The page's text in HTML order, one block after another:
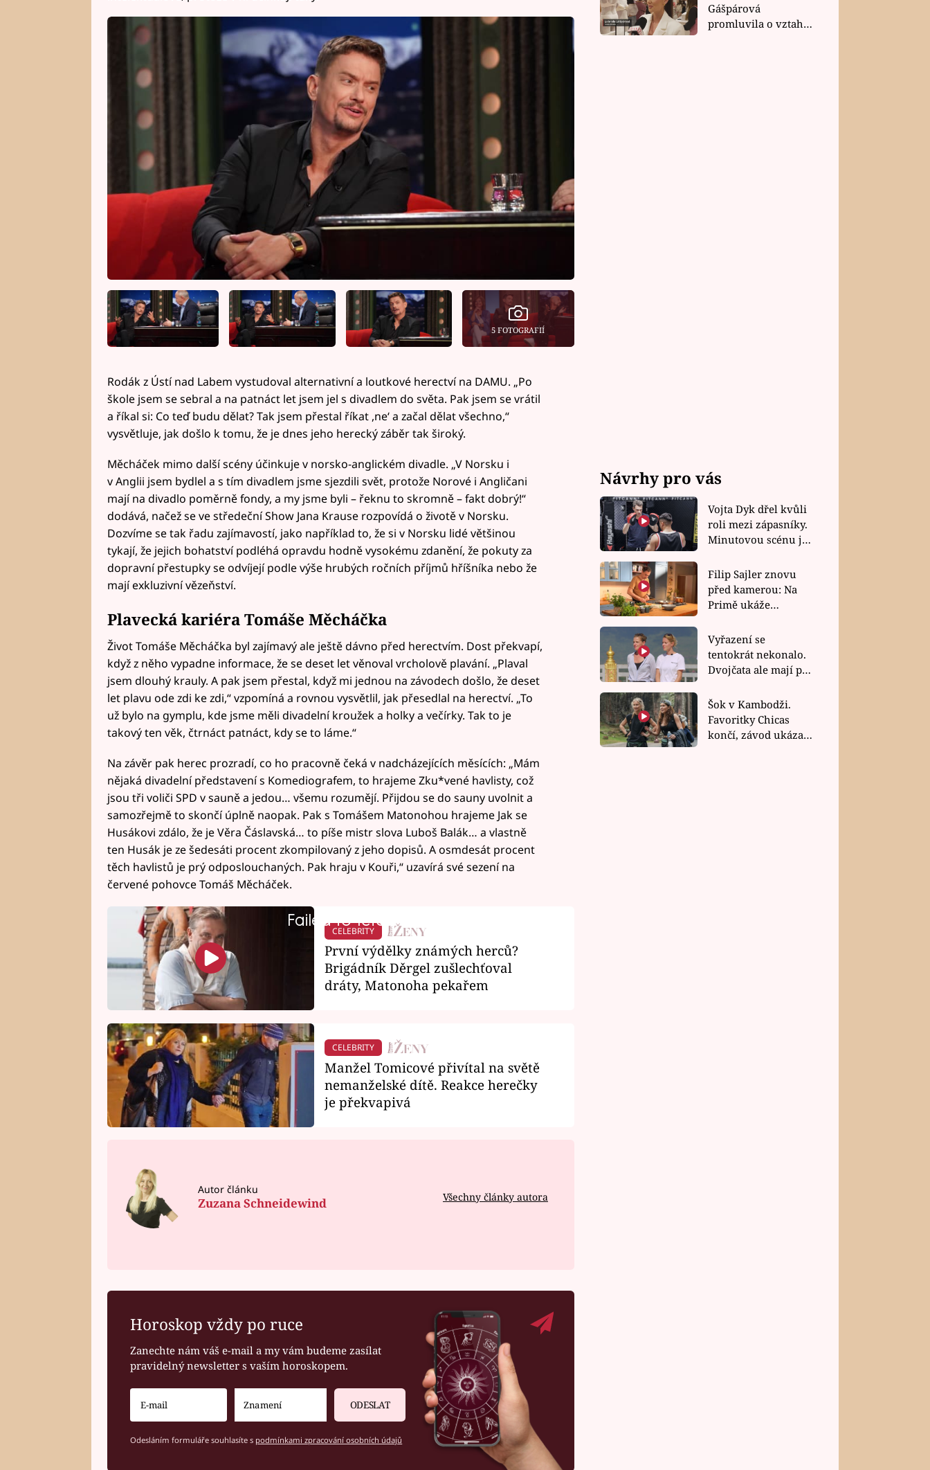
5 FOTOGRAFIÍ
Rodák z Ústí nad Labem vystudoval alternativní a loutkové herectví na DAMU. „Po
škole jsem se sebral a na patnáct let jsem jel s divadlem do světa. Pak jsem se vrátil
a říkal si: Co teď budu dělat? Tak jsem přestal říkat ,neʻ a začal dělat všechno,“
vysvětluje, jak došlo k tomu, že je dnes jeho herecký záběr tak široký.
Měcháček mimo další scény účinkuje v norsko-anglickém divadle. „V Norsku i
v Anglii jsem bydlel a s tím divadlem jsme sjezdili svět, protože Norové i Angličani
mají na divadlo poměrně fondy, a my jsme byli – řeknu to skromně – fakt dobrý!“
dodává, načež se ve středeční Show Jana Krause rozpovídá o životě v Norsku.
Dozvíme se tak řadu zajímavostí, jako například to, že si v Norsku lidé většinou
tykají, že jejich bohatství podléhá opravdu hodně vysokému zdanění, že pokuty za
dopravní přestupky se odvíjejí podle výše hrubých ročních příjmů hříšníka nebo že
mají exkluzivní vězeňství.
Plavecká kariéra Tomáše Měcháčka
Život Tomáše Měcháčka byl zajímavý ale ještě dávno před herectvím. Dost překvapí,
když z něho vypadne informace, že se deset let věnoval vrcholově plavání. „Plaval
jsem dlouhý krauly. A pak jsem přestal, když mi jednou na závodech došlo, že deset
let plavu ode zdi ke zdi,“ vzpomíná a rovnou vysvětlil, jak přesedlal na herectví. „To
už bylo na gymplu, kde jsme měli divadelní kroužek a holky a večírky. Tak to je
takový ten věk, čtrnáct patnáct, kdy se to láme.“
Na závěr pak herec prozradí, co ho pracovně čeká v nadcházejících měsících: „Mám
nějaká divadelní představení s Komediografem, to hrajeme Zku*vené havlisty, což
jsou tři voliči SPD v sauně a jedou… všemu rozumějí. Přijdou se do sauny uvolnit a
samozřejmě to skončí úplně naopak. Pak s Tomášem Matonohou hrajeme Jak se
Husákovi zdálo, že je Věra Čáslavská… to píše mistr slova Luboš Balák… a vlastně
ten Husák je ze šedesáti procent zkompilovaný z jeho dopisů. A osmdesát procent
těch havlistů je prý odposlouchaných. Pak hraju v Kouři,“ uzavírá své sezení na
červené pohovce Tomáš Měcháček.
Failed to fetch
CELEBRITY
První výdělky známých herců?
Brigádník Děrgel zušlechťoval
dráty, Matonoha pekařem
CELEBRITY
Manžel Tomicové přivítal na světě
nemanželské dítě. Reakce herečky
je překvapivá
Autor článku
Zuzana Schneidewind Všechny články autora
Horoskop vždy po ruce
Zanechte nám váš e-mail a my vám budeme zasílat
pravidelný newsletter s vaším horoskopem.
ODESLAT
Odesláním formuláře souhlasíte s podmínkami zpracování osobních údajů
Gášpárová
promluvila o vztahu
Návrhy pro vás
Vojta Dyk dřel kvůli
roli mezi zápasníky.
Minutovou scénu jel
Filip Sajler znovu
před kamerou: Na
Primě ukáže
rychlé recepty
Vyřazení se
tentokrát nekonalo.
Dvojčata ale mají po
závodu nůž na krku
Šok v Kambodži.
Favoritky Chicas
končí, závod ukázal